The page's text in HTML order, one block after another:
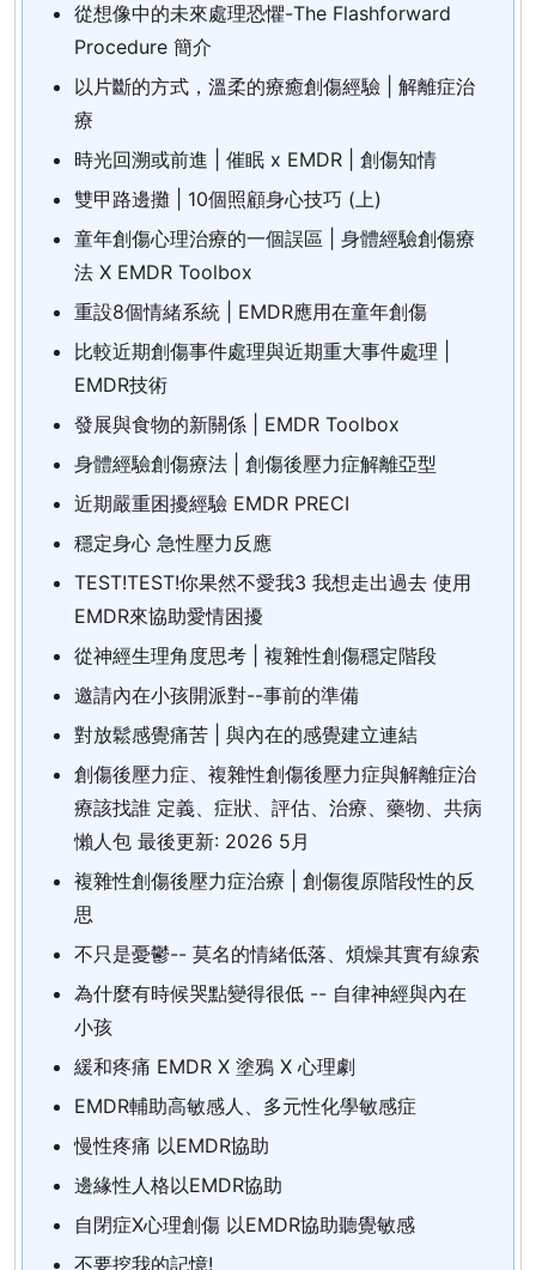
從想像中的未來處理恐懼-The Flashforward
Procedure 簡介
以片斷的方式，溫柔的療癒創傷經驗 | 解離症治
療
時光回溯或前進 | 催眠 x EMDR | 創傷知情
雙甲路邊攤 | 10個照顧身心技巧 (上)
童年創傷心理治療的一個誤區 | 身體經驗創傷療
法 X EMDR Toolbox
重設8個情緒系統 | EMDR應用在童年創傷
比較近期創傷事件處理與近期重大事件處理 |
EMDR技術
發展與食物的新關係 | EMDR Toolbox
身體經驗創傷療法 | 創傷後壓力症解離亞型
近期嚴重困擾經驗 EMDR PRECI
穩定身心 急性壓力反應
TEST!TEST!你果然不愛我3 我想走出過去 使用
EMDR來協助愛情困擾
從神經生理角度思考 | 複雜性創傷穩定階段
邀請內在小孩開派對--事前的準備
對放鬆感覺痛苦 | 與內在的感覺建立連結
創傷後壓力症、複雜性創傷後壓力症與解離症治
療該找誰 定義、症狀、評估、治療、藥物、共病
懶人包 最後更新: 2026 5月
複雜性創傷後壓力症治療 | 創傷復原階段性的反
思
不只是憂鬱-- 莫名的情緒低落、煩燥其實有線索
為什麼有時候哭點變得很低 -- 自律神經與內在
小孩
緩和疼痛 EMDR X 塗鴉 X 心理劇
EMDR輔助高敏感人、多元性化學敏感症
慢性疼痛 以EMDR協助
邊緣性人格以EMDR協助
自閉症X心理創傷 以EMDR協助聽覺敏感
不要挖我的記憶!